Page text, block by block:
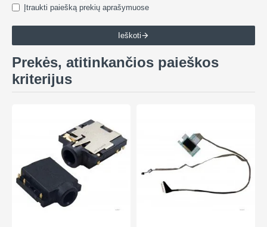
Įtraukti paiešką prekių aprašymuose
Ieškoti
Prekės, atitinkančios paieškos
kriterijus